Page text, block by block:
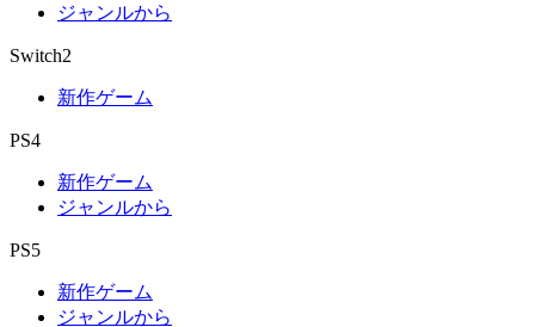
ジャンルから
Switch2
新作ゲーム
PS4
新作ゲーム
ジャンルから
PS5
新作ゲーム
ジャンルから